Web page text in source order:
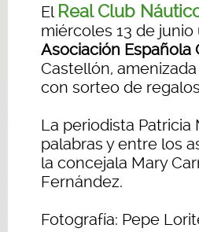
El Real Club
miércoles 13 de
Asociación Española
Castellón,
con sorteo de
La periodista Patricia
palabras y entre los
la concejala Mary
Fernández.
Fotografía: Pepe